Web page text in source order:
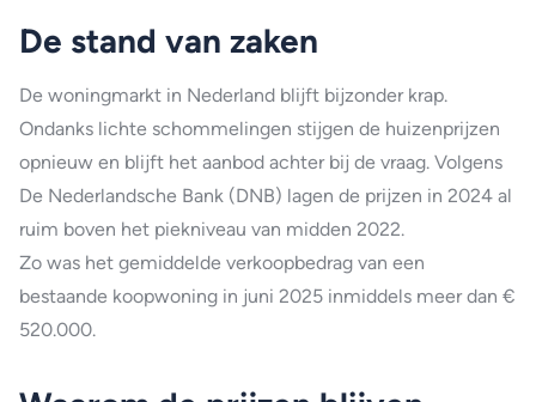
De stand van zaken
De woningmarkt in Nederland blijft bijzonder krap.
Ondanks lichte schommelingen stijgen de huizenprijzen
opnieuw en blijft het aanbod achter bij de vraag. Volgens
De Nederlandsche Bank (DNB) lagen de prijzen in 2024 al
ruim boven het piekniveau van midden 2022.
Zo was het gemiddelde verkoopbedrag van een
bestaande koopwoning in juni 2025 inmiddels meer dan €
520.000.